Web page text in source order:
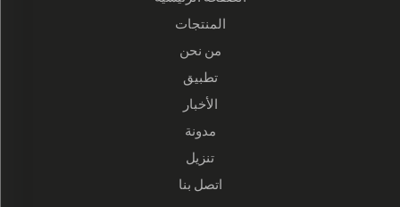
المنتجات
من نحن
تطبيق
الأخبار
مدونة
تنزيل
اتصل بنا